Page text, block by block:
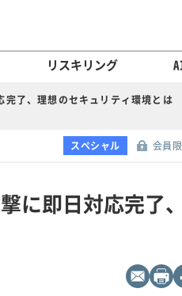
リスキリング
完了、理想のセキュリティ環境とは
スペシャル 会員
に即日対応完了